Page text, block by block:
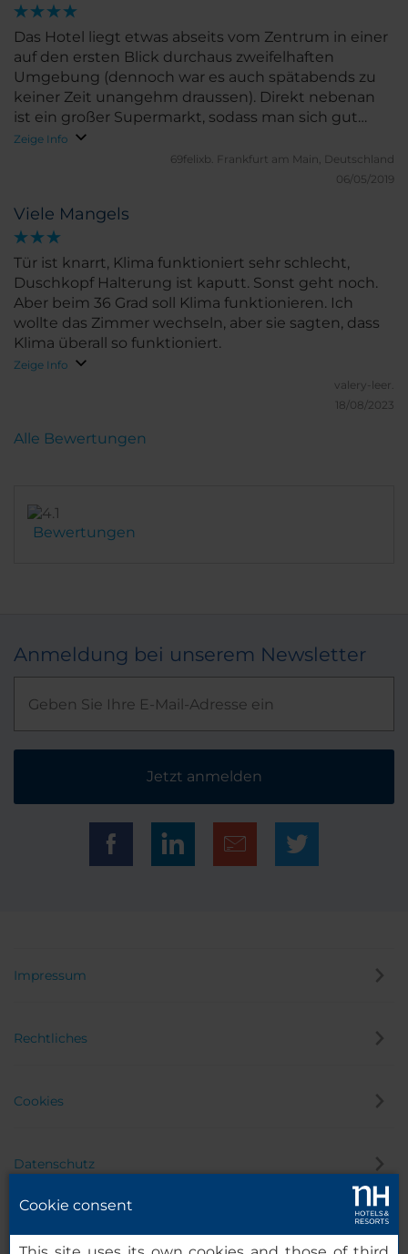
Das Hotel liegt etwas abseits vom Zentrum in einer
auf den ersten Blick durchaus zweifelhaften
Umgebung (dennoch war es auch spätabends zu
keiner Zeit unangehm draussen). Direkt nebenan
ist ein großer Supermarkt, sodass man sich gut
verpflegen kann. Die Zimmer sind modern
eingerichtet, wobei ein wenig Behaglichkeit fehlt.
Bei den klischeehaft "spanisch" durchgeführten
so genau hinschauen - schiefe Fugen,
Silikonschmierer, ... da freut man sich danach wieder
über deutschen Standard. Das sehr gute Frühstück
am nächsten Morgen tröstet über die Lage ein
wenig hinweg - es gibt eine reichhaltige Auswahl.
Durchweg freundlich und hilfsbereit war das
Personal - in meinem Zimmer gab es ein Problem
mit der Klimaanlage und ich habe sofort ein neues
bekommen, und auch mein vergessenes iPhone-
Ladekabel war kein Problem. Als Tourist würde ich
Geschäftsreisende, die abends nicht lange einen
Zeige Info
69felixb.
Frankfurt am Main, Deutschland
06/05/2019
Viele Mangels
Tür ist knarrt, Klima funktioniert sehr schlecht,
Duschkopf Halterung ist kaputt. Sonst geht noch.
Aber beim 36 Grad soll Klima funktionieren. Ich
wollte das Zimmer wechseln, aber sie sagten, dass
Klima überall so funktioniert.
Zeige Info
valery-leer.
18/08/2023
Bewertungen
Alle Bewertungen
Anmeldung bei unserem Newsletter
Jetzt anmelden
Impressum
Rechtliches
Cookies
Datenschutz
Cookie consent